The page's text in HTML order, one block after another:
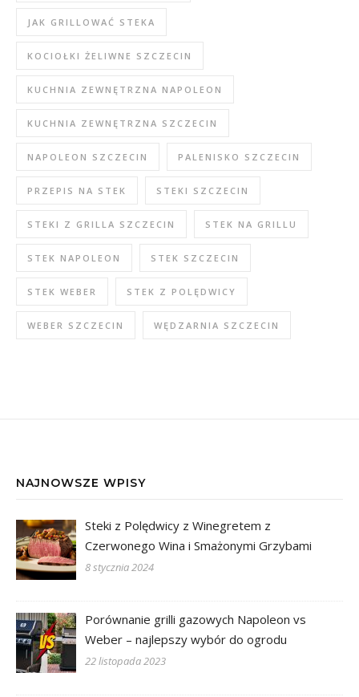
JAK GRILLOWAĆ STEKA
KOCIOŁKI ŻELIWNE SZCZECIN
KUCHNIA ZEWNĘTRZNA NAPOLEON
KUCHNIA ZEWNĘTRZNA SZCZECIN
NAPOLEON SZCZECIN PALENISKO SZCZECIN
PRZEPIS NA STEK STEKI SZCZECIN
STEKI Z GRILLA SZCZECIN STEK NA GRILLU
STEK NAPOLEON STEK SZCZECIN
STEK WEBER STEK Z POLĘDWICY
WEBER SZCZECIN WĘDZARNIA SZCZECIN
NAJNOWSZE WPISY
Steki z Polędwicy z Winegretem z
Czerwonego Wina i Smażonymi Grzybami
8 stycznia 2024
Porównanie grilli gazowych Napoleon vs
Weber – najlepszy wybór do ogrodu
22 listopada 2023